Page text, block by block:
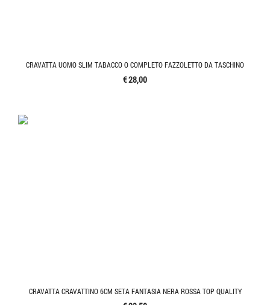
CRAVATTA UOMO SLIM TABACCO O COMPLETO FAZZOLETTO DA TASCHINO
€ 28,00
CRAVATTA CRAVATTINO 6CM SETA FANTASIA NERA ROSSA TOP QUALITY